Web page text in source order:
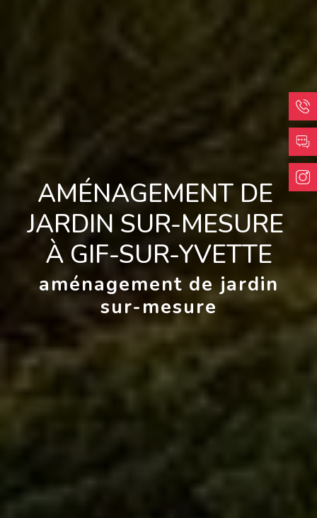
AMÉNAGEMENT DE
JARDIN SUR-MESURE
À GIF-SUR-YVETTE
aménagement de jardin
sur-mesure